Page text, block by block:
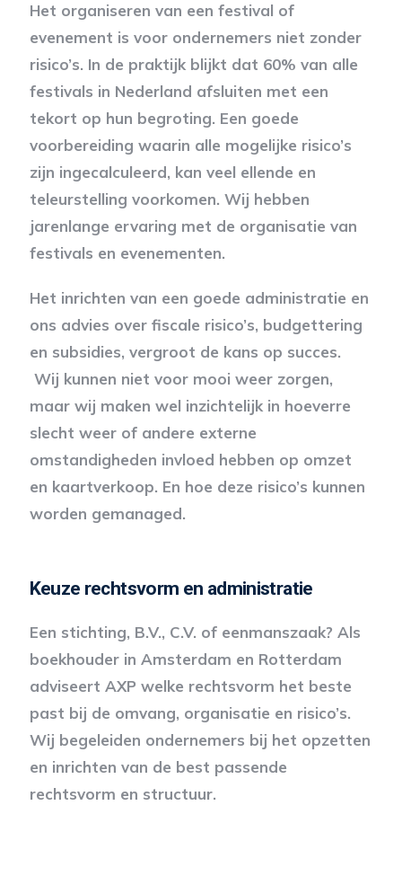
Het organiseren van een festival of
evenement is voor ondernemers niet zonder
risico’s. In de praktijk blijkt dat 60% van alle
festivals in Nederland afsluiten met een
tekort op hun begroting. Een goede
voorbereiding waarin alle mogelijke risico’s
zijn ingecalculeerd, kan veel ellende en
teleurstelling voorkomen. Wij hebben
jarenlange ervaring met de organisatie van
festivals en evenementen.
Het inrichten van een goede administratie en
ons advies over fiscale risico’s, budgettering
en subsidies, vergroot de kans op succes.
Wij kunnen niet voor mooi weer zorgen,
maar wij maken wel inzichtelijk in hoeverre
slecht weer of andere externe
omstandigheden invloed hebben op omzet
en kaartverkoop. En hoe deze risico’s kunnen
worden gemanaged.
Keuze rechtsvorm en administratie
Een stichting, B.V., C.V. of eenmanszaak? Als
boekhouder in Amsterdam en Rotterdam
adviseert AXP welke rechtsvorm het beste
past bij de omvang, organisatie en risico’s.
Wij begeleiden ondernemers bij het opzetten
en inrichten van de best passende
rechtsvorm en structuur.